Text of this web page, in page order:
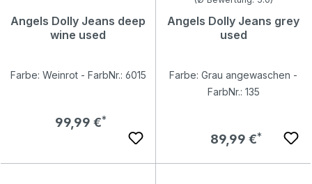
Angels Dolly Jeans deep
wine used
Farbe: Weinrot - FarbNr.: 6015
Regulärer Preis:
99,99 €
Angels Dolly Jeans grey
used
Farbe: Grau angewaschen -
FarbNr.: 135
Regulärer Preis:
89,99 €